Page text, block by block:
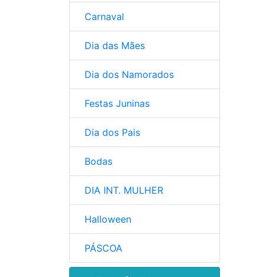
Carnaval
Dia das Mães
Dia dos Namorados
Festas Juninas
Dia dos Pais
Bodas
DIA INT. MULHER
Halloween
PÁSCOA